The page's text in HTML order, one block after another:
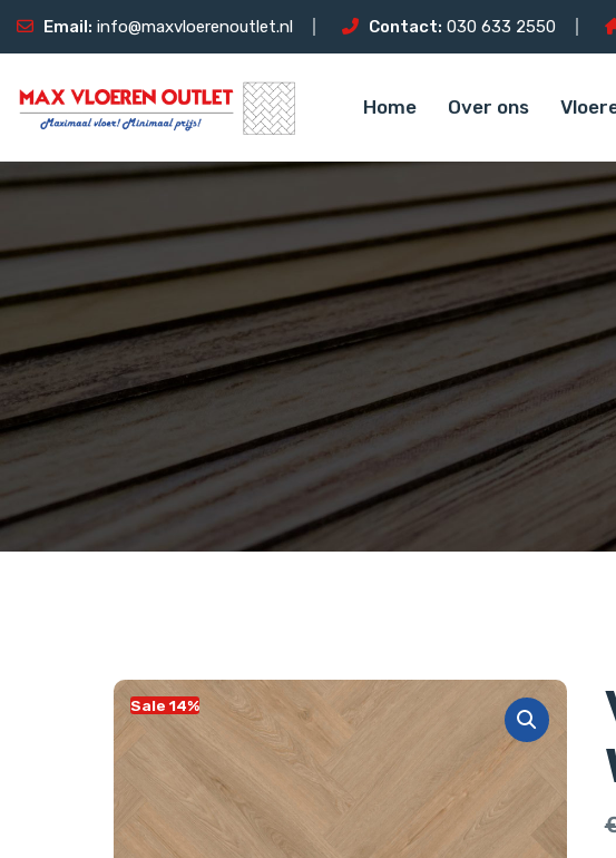
Email: info@maxvloerenoutlet.nl Contact: 030 633 2550
Home Over ons
Sale 14%